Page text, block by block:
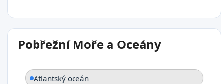
Pobřežní Moře a Oceány
Atlantský oceán